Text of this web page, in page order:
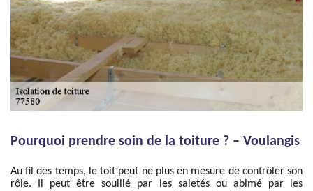
Pourquoi prendre soin de la toiture ? – Voulangis
Au fil des temps, le toit peut ne plus en mesure de contrôler son
rôle. Il peut être souillé par les saletés ou abimé par les